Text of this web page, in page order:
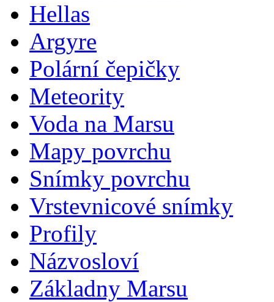
Hellas
Argyre
Polární čepičky
Meteority
Voda na Marsu
Mapy povrchu
Snímky povrchu
Vrstevnicové snímky
Profily
Názvosloví
Základny Marsu